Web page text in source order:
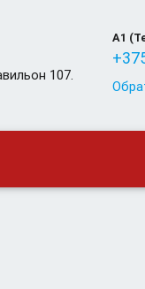
107.
A1